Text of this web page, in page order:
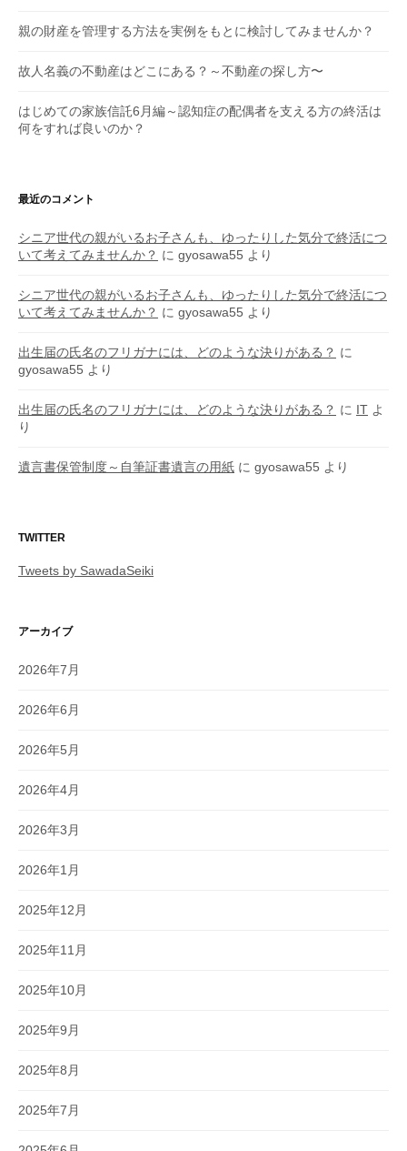
親の財産を管理する方法を実例をもとに検討してみませんか？
故人名義の不動産はどこにある？～不動産の探し方〜
はじめての家族信託6月編～認知症の配偶者を支える方の終活は
何をすれば良いのか？
最近のコメント
シニア世代の親がいるお子さんも、ゆったりした気分で終活につ
いて考えてみませんか？ に gyosawa55 より
シニア世代の親がいるお子さんも、ゆったりした気分で終活につ
いて考えてみませんか？ に gyosawa55 より
出生届の氏名のフリガナには、どのような決りがある？ に
gyosawa55 より
出生届の氏名のフリガナには、どのような決りがある？ に IT よ
り
遺言書保管制度～自筆証書遺言の用紙 に gyosawa55 より
TWITTER
Tweets by SawadaSeiki
アーカイブ
2026年7月
2026年6月
2026年5月
2026年4月
2026年3月
2026年1月
2025年12月
2025年11月
2025年10月
2025年9月
2025年8月
2025年7月